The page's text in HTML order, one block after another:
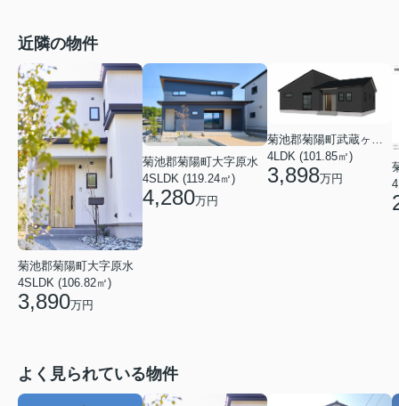
近隣の物件
菊池郡菊陽町大字原水
4SLDK (106.82㎡)
3,890万円
菊池郡菊陽町大字原水
4SLDK (119.24㎡)
4,280万円
4LDK (101.85㎡)
3,898万円
よく見られている物件